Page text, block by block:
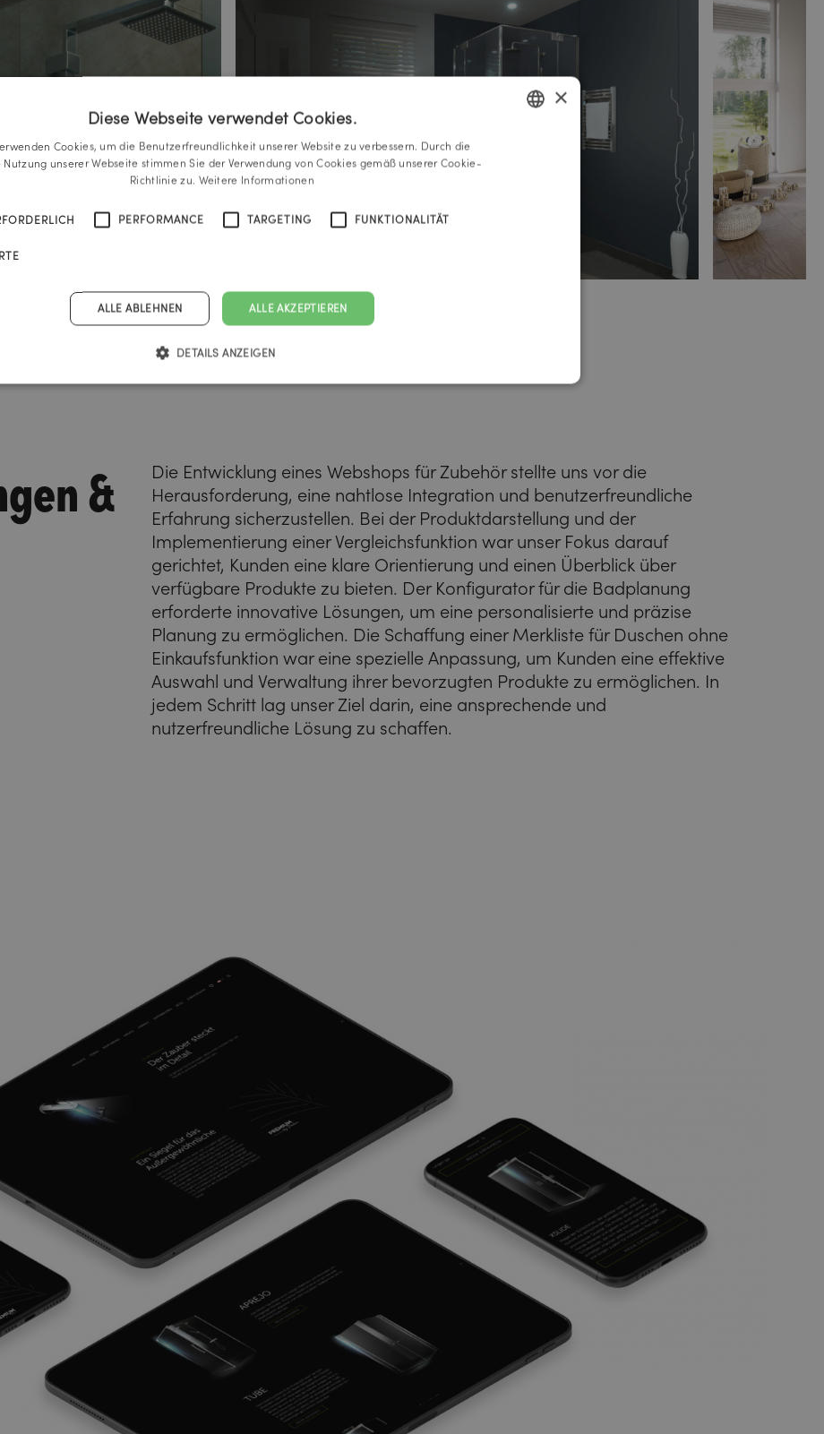
&
Die Entwicklung eines Webshops für Zubehör stellte uns vor die
Herausforderung, eine nahtlose Integration und benutzerfreundliche
Erfahrung sicherzustellen. Bei der Produktdarstellung und der
Implementierung einer Vergleichsfunktion war unser Fokus darauf
gerichtet, Kunden eine klare Orientierung und einen Überblick über
verfügbare Produkte zu bieten. Der Konfigurator für die Badplanung
erforderte innovative Lösungen, um eine personalisierte und präzise
Planung zu ermöglichen. Die Schaffung einer Merkliste für Duschen ohne
Einkaufsfunktion war eine spezielle Anpassung, um Kunden eine effektive
Auswahl und Verwaltung ihrer bevorzugten Produkte zu ermöglichen. In
jedem Schritt lag unser Ziel darin, eine ansprechende und
nutzerfreundliche Lösung zu schaffen.
×
Diese Webseite verwendet Cookies.
Cookies, um die Benutzerfreundlichkeit unserer Website zu verbessern. Durch die
unserer Webseite stimmen Sie der Verwendung von Cookies gemäß unserer Cookie-
Richtlinie zu. Weitere Informationen
PERFORMANCE TARGETING FUNKTIONALITÄT
ALLE AKZEPTIEREN
ALLE ABLEHNEN
DETAILS ANZEIGEN